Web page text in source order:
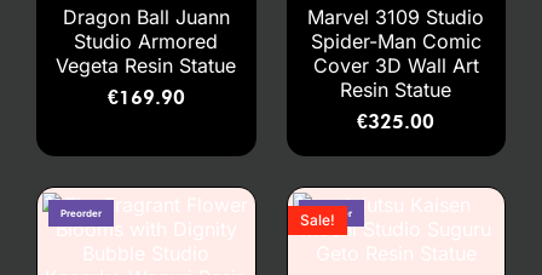
Dragon Ball Juann
Studio Armored
Vegeta Resin Statue
€169.90
Marvel 3109 Studio
Spider-Man Comic
Cover 3D Wall Art
Resin Statue
€325.00
Sale!